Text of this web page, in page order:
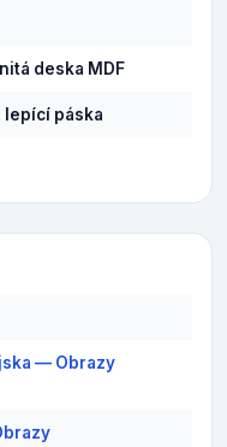
deska MDF
lepící páska
— Obrazy